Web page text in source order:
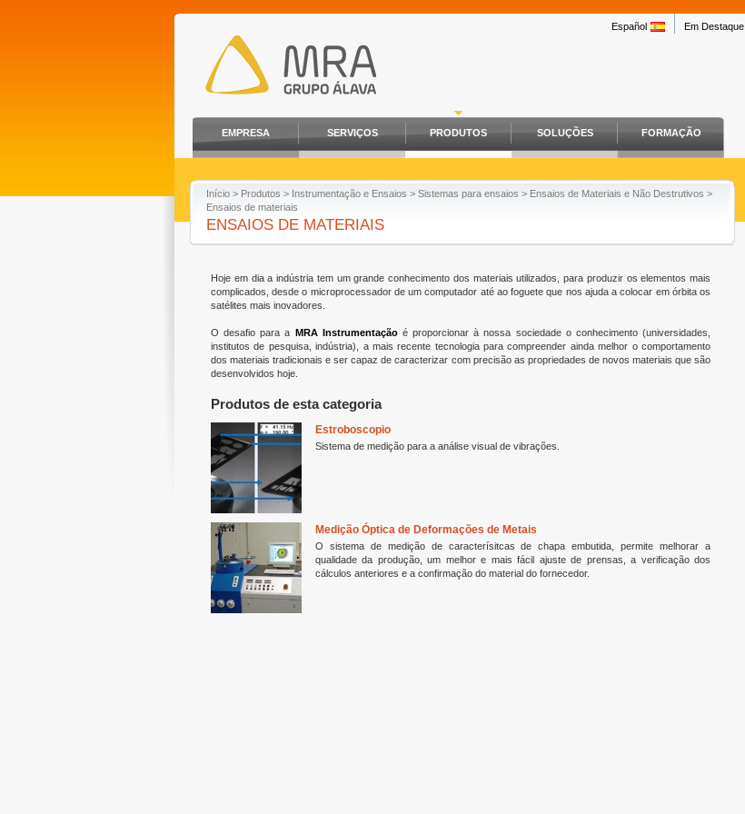
Em Destaque
Español
EMPRESA SERVIÇOS PRODUTOS SOLUÇÕES FORMAÇÃO
Início > Produtos > Instrumentação e Ensaios > Sistemas para ensaios > Ensaios de Materiais e Não Destrutivos >
Ensaios de materiais
ENSAIOS DE MATERIAIS
Hoje em dia a indústria tem um grande conhecimento dos materiais utilizados, para produzir os elementos mais
complicados, desde o microprocessador de um computador até ao foguete que nos ajuda a colocar em órbita os
satélites mais inovadores.
O desafio para a MRA Instrumentaçãoé proporcionar à nossa sociedade o conhecimento (universidades,
institutos de pesquisa, indústria), a mais recente tecnologia para compreender ainda melhor o comportamento
dos materiais tradicionais e ser capaz de caracterizar com precisão as propriedades de novos materiais que são
desenvolvidos hoje.
Produtos de esta categoria
Estroboscopio
Sistema de medição para a análise visual de vibrações.
Medição Óptica de Deformações de Metais
O sistema de medição de caracterísitcas de chapa embutida, permite melhorar a
qualidade da produção, um melhor e mais fácil ajuste de prensas, a verificação dos
cálculos anteriores e a confirmação do material do fornecedor.